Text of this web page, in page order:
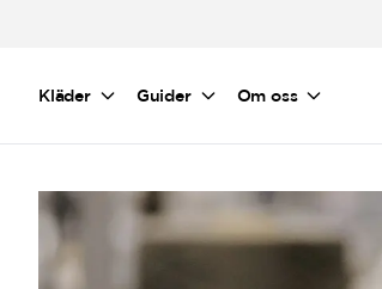
Kläder Guider Om oss